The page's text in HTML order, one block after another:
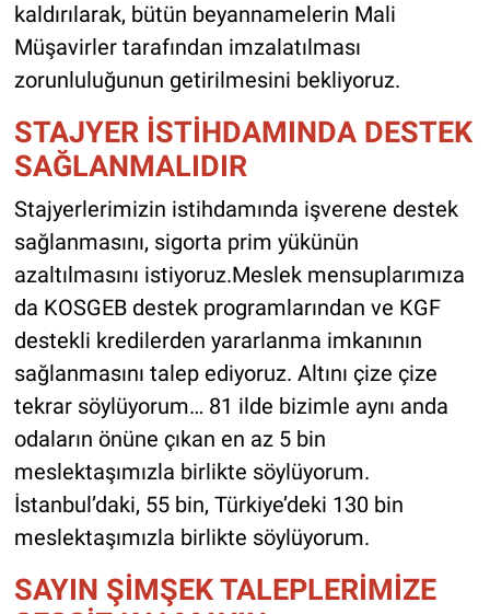
kaldırılarak, bütün beyannamelerin Mali
Müşavirler tarafından imzalatılması
zorunluluğunun getirilmesini bekliyoruz.
STAJYER İSTİHDAMINDA DESTEK
SAĞLANMALIDIR
Stajyerlerimizin istihdamında işverene destek
sağlanmasını, sigorta prim yükünün
azaltılmasını istiyoruz.Meslek mensuplarımıza
da KOSGEB destek programlarından ve KGF
destekli kredilerden yararlanma imkanının
sağlanmasını talep ediyoruz. Altını çize çize
tekrar söylüyorum… 81 ilde bizimle aynı anda
odaların önüne çıkan en az 5 bin
meslektaşımızla birlikte söylüyorum.
İstanbul’daki, 55 bin, Türkiye’deki 130 bin
meslektaşımızla birlikte söylüyorum.
SAYIN ŞİMŞEK TALEPLERİMİZE